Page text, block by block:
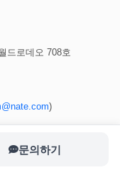
문의하기
드로데오 708호
)